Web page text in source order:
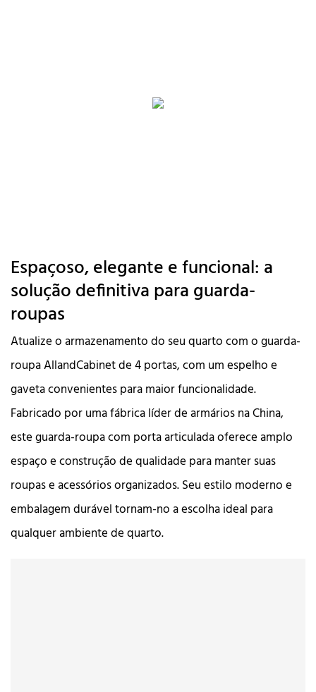
Espaçoso, elegante e funcional: a
solução definitiva para guarda-
roupas
Atualize o armazenamento do seu quarto com o guarda-
roupa AllandCabinet de 4 portas, com um espelho e
gaveta convenientes para maior funcionalidade.
Fabricado por uma fábrica líder de armários na China,
este guarda-roupa com porta articulada oferece amplo
espaço e construção de qualidade para manter suas
roupas e acessórios organizados. Seu estilo moderno e
embalagem durável tornam-no a escolha ideal para
qualquer ambiente de quarto.